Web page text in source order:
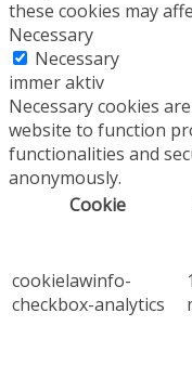
these cookies may
Necessary
Necessary
immer aktiv
Necessary cookies
website to function
functionalities and
anonymously.
Cookie
cookielawinfo-
checkbox-analytics